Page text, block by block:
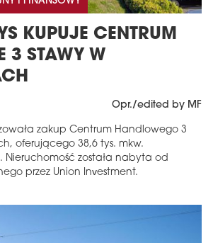
KUPUJE CENTRUM
3 STAWY W
Opr./edited by MF
zakup Centrum Handlowego 3
oferującego 38,6 tys. mkw.
Nieruchomość została nabyta od
przez Union Investment.